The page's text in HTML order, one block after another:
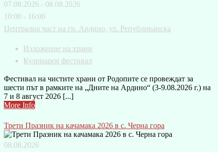
07.08.2026 - 08.08.2026
10:00 - 16:00
Централна част на гр. Ардино, ул. Републиканска
Изложение на храни
Кулинарен фестивал
Фестивал на чистите храни от Родопите се провеждат за
шести път в рамките на „Дните на Ардино“ (3-9.08.2026 г.) на
7 и 8 август 2026 [...]
More Info
Трети Празник на качамака 2026 в с. Черна гора
08.08.2026